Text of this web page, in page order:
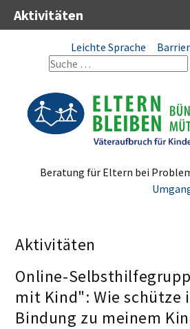
Leichte Sprache
Beratung für Eltern bei
Aktivitäten
Online-
mit Kind": Wie schütze
Bindung zu meinem
Aktivitäten